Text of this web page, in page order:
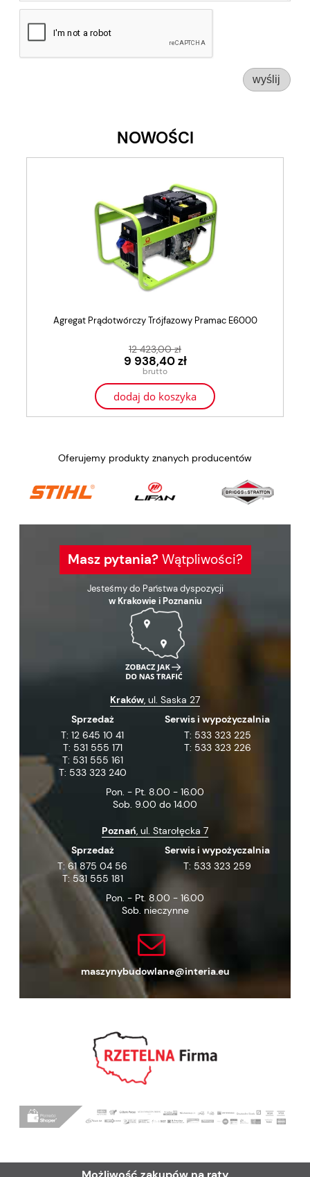
wyślij
NOWOŚCI
Agregat Prądotwórczy Trójfazowy Pramac E6000
12 423,00 zł
9 938,40 zł
dodaj do koszyka
Oferujemy produkty znanych producentów
Masz pytania?Wątpliwości?
Jesteśmy do Państwa dyspozycji
w Krakowie i Poznaniu
Kraków, ul. Saska 27
Sprzedaż
T:12 645 10 41
T: 531 555 171
T: 531 555 161
T: 533 323 240
Serwis i wypożyczalnia
T: 533 323 225
T: 533 323 226
Pon. - Pt. 8.00 - 16.00
Sob. 9.00 do 14.00
Poznań, ul. Starołęcka 7
Sprzedaż
T:61 875 04 56
T: 531 555 181
Serwis i wypożyczalnia
T: 533 323 259
Pon. - Pt. 8.00 - 16.00
Sob. nieczynne
maszynybudowlane@interia.eu